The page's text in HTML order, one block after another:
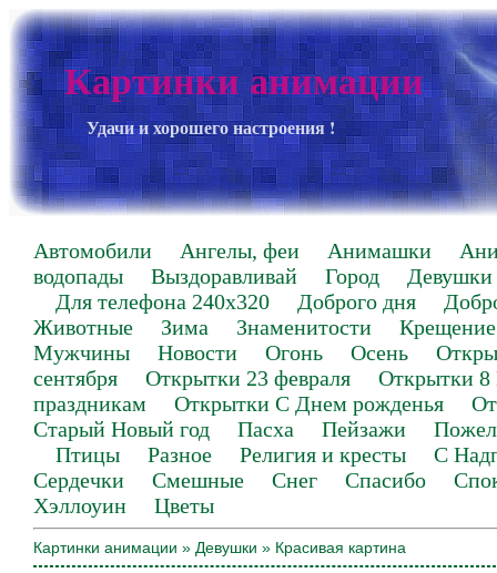
Картинки анимации
Удачи и хорошего настроения !
Автомобили Ангелы, феи Анимашки
водопады
Выздоравливай Город
Девушки
Для телефона 240х320
Доброго дня
Животные
Зима Знаменитости
Крещение
Мужчины
Новости Огонь Осень
сентября
Открытки 23 февраля
Открытки 8
праздникам
Открытки С Днем рожденья
Старый Новый год
Пасха Пейзажи
Птицы
Разное Религия и кресты
С
Сердечки
Смешные Снег Спасибо
Хэллоуин
Цветы
Картинки анимации » Девушки » Красивая картина